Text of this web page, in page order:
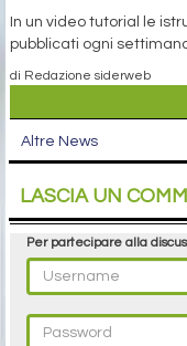
In un video tutorial le
pubblicati ogni
di Redazione siderweb
Altre News
LASCIA UN
Per partecipare alla